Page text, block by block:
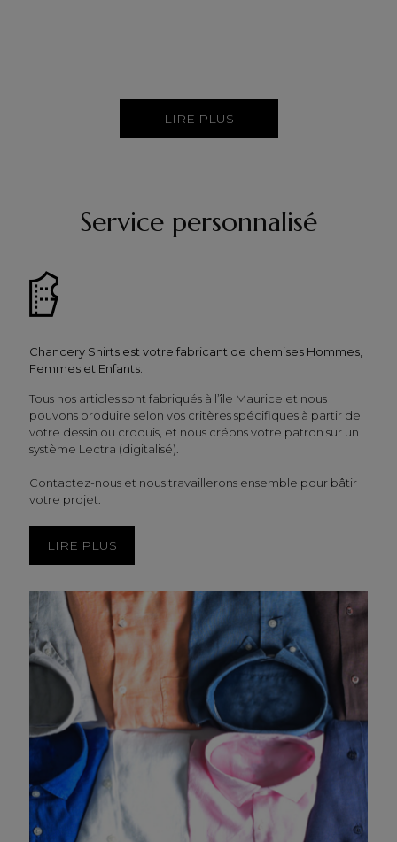
LIRE PLUS
Service personnalisé
Chancery Shirts est votre fabricant de chemises Hommes,
Femmes et Enfants.
Tous nos articles sont fabriqués à l’île Maurice et nous
pouvons produire selon vos critères spécifiques à partir de
votre dessin ou croquis, et nous créons votre patron sur un
système Lectra (digitalisé).
Contactez-nous et nous travaillerons ensemble pour bâtir
votre projet.
LIRE PLUS